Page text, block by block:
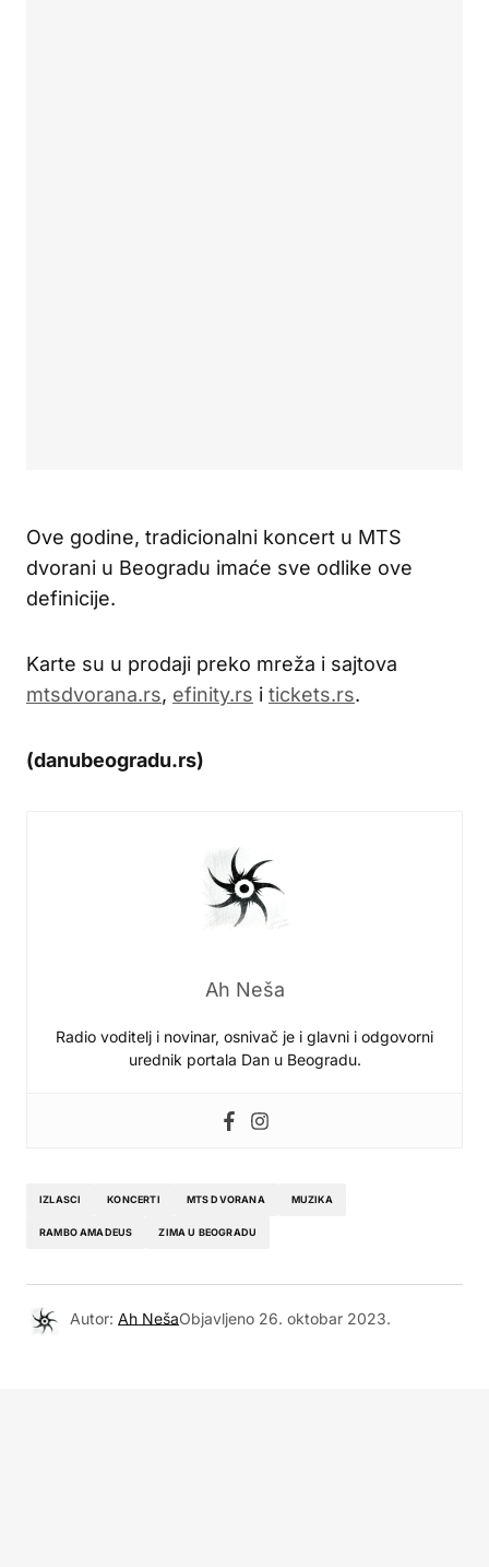
Ove godine, tradicionalni koncert u MTS
dvorani u Beogradu imaće sve odlike ove
definicije.
Karte su u prodaji preko mreža i sajtova
mtsdvorana.rs, efinity.rs i tickets.rs.
(danubeogradu.rs)
Ah Neša
Radio voditelj i novinar, osnivač je i glavni i odgovorni
urednik portala Dan u Beogradu.
IZLASCI KONCERTI MTS DVORANA MUZIKA
RAMBO AMADEUS ZIMA U BEOGRADU
Autor: Ah NešaObjavljeno 26. oktobar 2023.